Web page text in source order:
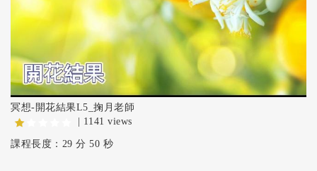
冥想-開花結果L5_掬月老師
| 1141 views
課程長度：29 分 50 秒